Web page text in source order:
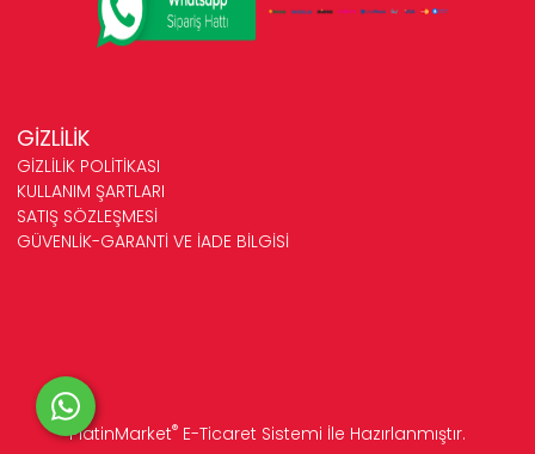
GİZLİLİK
GİZLİLİK POLİTİKASI
KULLANIM ŞARTLARI
SATIŞ SÖZLEŞMESİ
GÜVENLİK-GARANTİ VE İADE BİLGİSİ
PlatinMarket® E-Ticaret Sistemi İle Hazırlanmıştır.